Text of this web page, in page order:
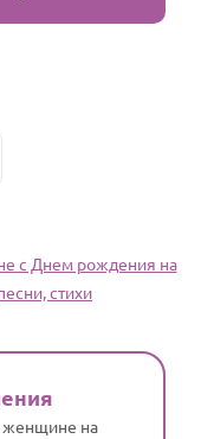
c Днем рождения на
стихи
на